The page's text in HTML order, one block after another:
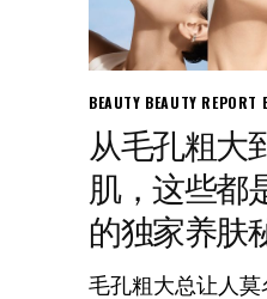
BEAUTY BEAUTY REPORT
从毛孔粗大
肌，这些都
的独家养肤
毛孔粗大总让人